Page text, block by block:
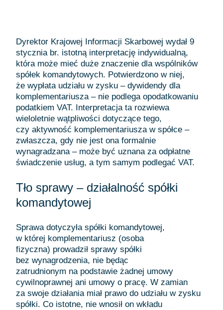
Dyrektor Krajowej Informacji Skarbowej wydał 9
stycznia br. istotną interpretację indywidualną,
która może mieć duże znaczenie dla wspólników
spółek komandytowych. Potwierdzono w niej,
że wypłata udziału w zysku – dywidendy dla
komplementariusza – nie podlega opodatkowaniu
podatkiem VAT. Interpretacja ta rozwiewa
wieloletnie wątpliwości dotyczące tego,
czy aktywność komplementariusza w spółce –
zwłaszcza, gdy nie jest ona formalnie
wynagradzana – może być uznana za odpłatne
świadczenie usług, a tym samym podlegać VAT.
Tło sprawy – działalność spółki
komandytowej
Sprawa dotyczyła spółki komandytowej,
w której komplementariusz (osoba
fizyczna) prowadził sprawy spółki
bez wynagrodzenia, nie będąc
zatrudnionym na podstawie żadnej umowy
cywilnoprawnej ani umowy o pracę. W zamian
za swoje działania miał prawo do udziału w zysku
spółki. Co istotne, nie wnosił on wkładu